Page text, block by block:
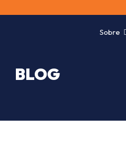
Sobre
BLOG